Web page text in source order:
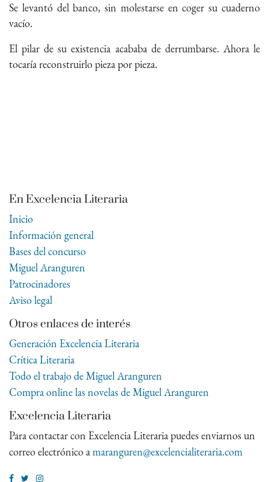
Se levantó del banco, sin molestarse en coger su cuaderno
vacío.
El pilar de su existencia acababa de derrumbarse. Ahora le
tocaría reconstruirlo pieza por pieza.
En Excelencia Literaria
Inicio
Información general
Bases del concurso
Miguel Aranguren
Patrocinadores
Aviso legal
Otros enlaces de interés
Generación Excelencia Literaria
Crítica Literaria
Todo el trabajo de Miguel Aranguren
Compra online las novelas de Miguel Aranguren
Excelencia Literaria
Para contactar con Excelencia Literaria puedes enviarnos un
correo electrónico amaranguren@excelencialiteraria.com